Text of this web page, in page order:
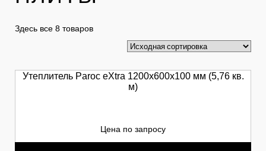
Здесь все 8 товаров
Утеплитель Paroc eXtra 1200х600х100 мм (5,76 кв.
м)
Цена по запросу
соглашаетесь c политикой
конфиденциальности